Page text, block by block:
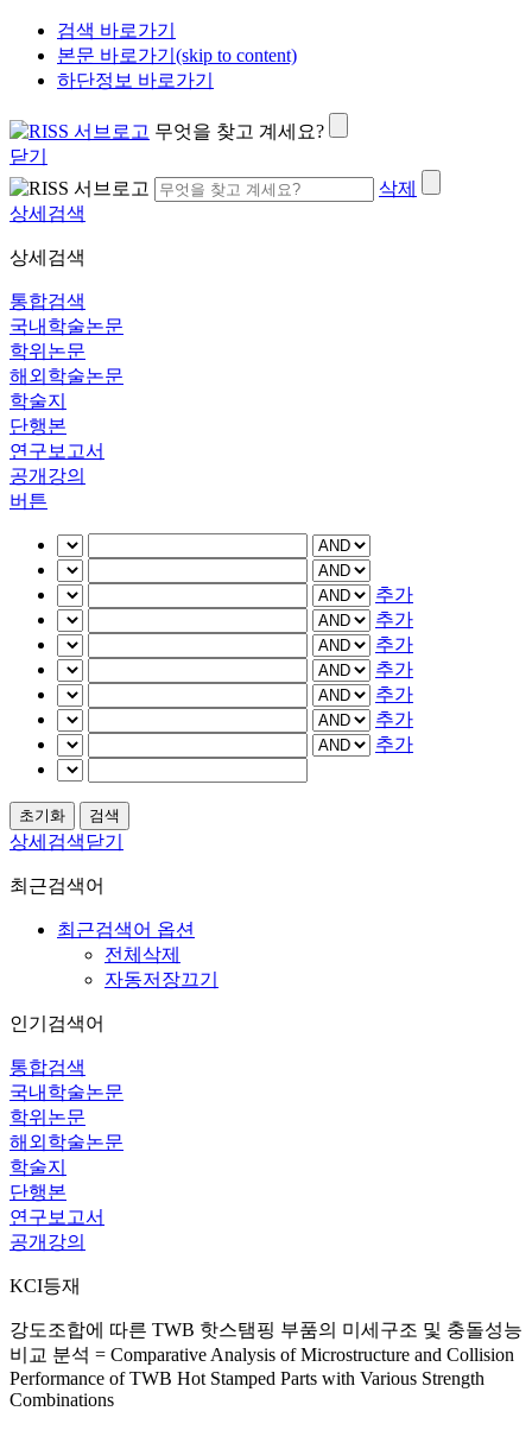
검색 바로가기
본문 바로가기(skip to content)
하단정보 바로가기
무엇을 찾고 계세요?
닫기
삭제
상세검색
상세검색
통합검색
국내학술논문
학위논문
해외학술논문
학술지
단행본
연구보고서
공개강의
버튼
추가
추가
추가
추가
추가
추가
추가
상세검색닫기
최근검색어
최근검색어 옵션
전체삭제
자동저장끄기
인기검색어
통합검색
국내학술논문
학위논문
해외학술논문
학술지
단행본
연구보고서
공개강의
KCI등재
강도조합에 따른 TWB 핫스탬핑 부품의 미세구조 및 충돌성능
비교 분석 = Comparative Analysis of Microstructure and Collision
Performance of TWB Hot Stamped Parts with Various Strength
Combinations